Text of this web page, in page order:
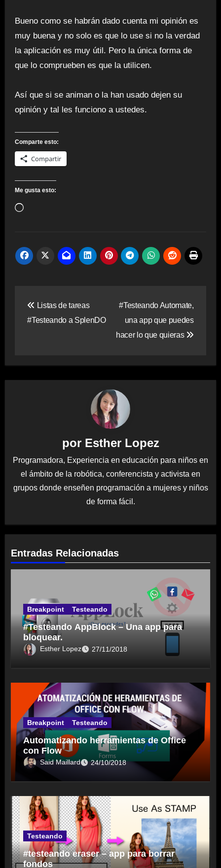
Bueno como se habrán dado cuenta mi opinión es
muy buena y no solo es que lo use si no la verdad
la aplicación es muy útil. Pero la única forma de
que lo comprueben es que la utilicen.
Así que si se animan o la han usado dejen su
opinión y tal les funciono a ustedes.
Comparte esto:
Compartir
Me gusta esto:
Cargando...
de
Listas de tareas
#Testeando a SplenDO
#Testeando Automate,
una app que puedes
hacer lo que quieras
por Esther Lopez
Programadora, Experiencia en educación para niños en
el ámbito de la robótica, conferencista y activista en
grupos donde enseñen programación a mujeres y niños
de forma fácil.
Entradas Relacionadas
Breakpoint Testeando
#Testeando AppBlock – Una app para
bloquear.
Esther Lopez 27/11/2018
Breakpoint Testeando
Automatizando herramientas de Office
con Flow
Said Maillard 24/10/2018
Testeando
#testeando eraser – app para borrar
fondos